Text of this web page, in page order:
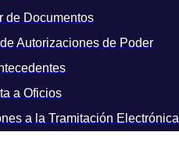
de Documentos
Autorizaciones de Poder
a Oficios
a la Tramitación Electrónica